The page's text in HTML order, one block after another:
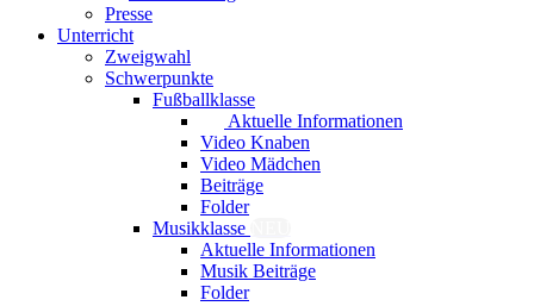
Presse
Unterricht
Zweigwahl
Schwerpunkte
Fußballklasse
Aktuelle Informationen
Video Knaben
Video Mädchen
Beiträge
Folder
Musikklasse
Aktuelle Informationen
Musik Beiträge
Folder